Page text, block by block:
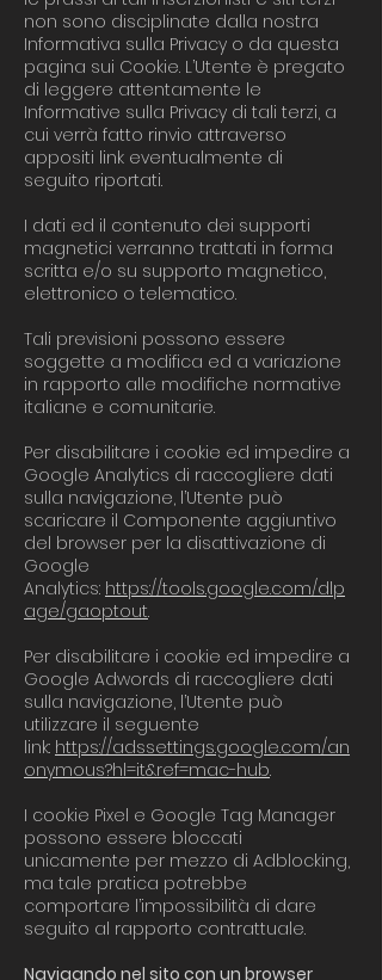
non sono disciplinate dalla nostra
Informativa sulla Privacy o da questa
pagina sui Cookie. L’Utente è pregato
di leggere attentamente le
Informative sulla Privacy di tali terzi, a
cui verrà fatto rinvio attraverso
appositi link eventualmente di
seguito riportati.​
I dati ed il contenuto dei supporti
magnetici verranno trattati in forma
scritta e/o su supporto magnetico,
elettronico o telematico. ​
Tali previsioni possono essere
soggette a modifica ed a variazione
in rapporto alle modifiche normative
italiane e comunitarie.
Per disabilitare i cookie ed impedire a
Google Analytics di raccogliere dati
sulla navigazione, l’Utente può
scaricare il Componente aggiuntivo
del browser per la disattivazione di
Google
Analytics: https://tools.google.com/dlp
age/gaoptout.
Per disabilitare i cookie ed impedire a
Google Adwords di raccogliere dati
sulla navigazione, l’Utente può
utilizzare il seguente
link: https://adssettings.google.com/an
onymous?hl=it&ref=mac-hub.
I cookie Pixel e Google Tag Manager
possono essere bloccati
unicamente per mezzo di Adblocking,
ma tale pratica potrebbe
comportare l’impossibilità di dare
seguito al rapporto contrattuale.
Navigando nel sito con un browser